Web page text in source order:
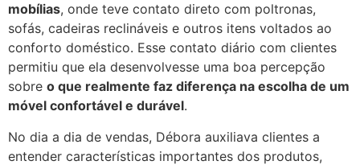
mobílias, onde teve contato direto com poltronas,
sofás, cadeiras reclináveis e outros itens voltados ao
conforto doméstico. Esse contato diário com clientes
permitiu que ela desenvolvesse uma boa percepção
sobre o que realmente faz diferença na escolha de um
móvel confortável e durável.
No dia a dia de vendas, Débora auxiliava clientes a
entender características importantes dos produtos,